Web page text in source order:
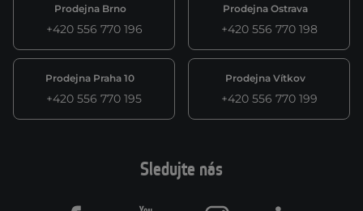
Prodejna Brno
+420 556 770 196
Prodejna Ostrava
+420 556 770 198
Prodejna Praha 10
+420 556 770 195
Prodejna Vítkov
+420 556 770 199
Sledujte nás